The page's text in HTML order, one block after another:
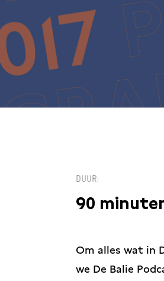
DUUR
90
Om alles wat in
we De Balie